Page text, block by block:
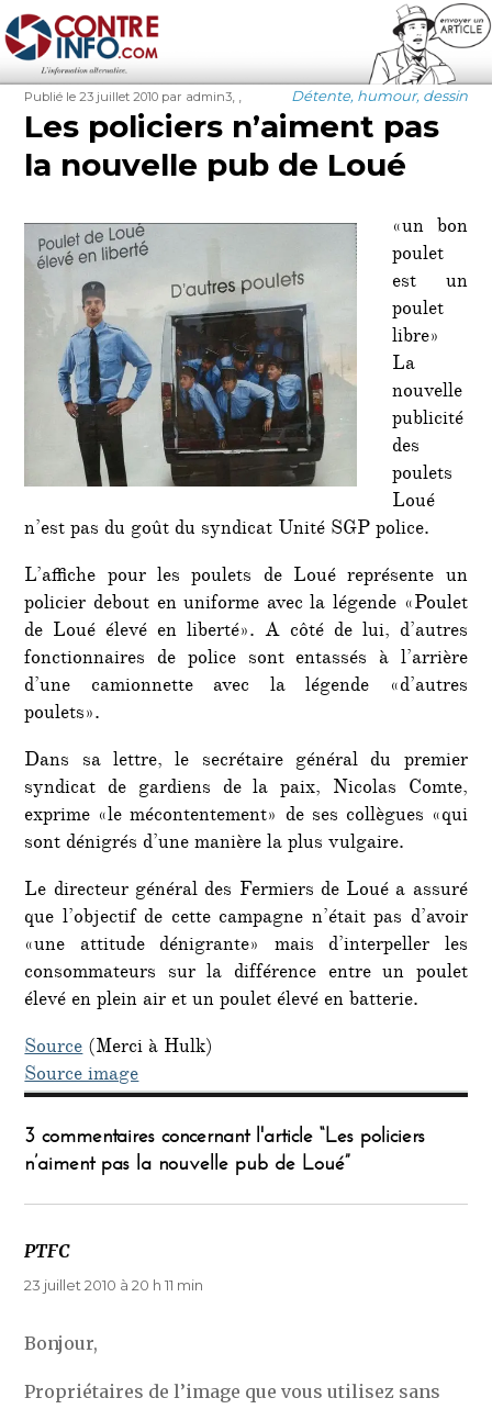
Contre-Info
Publié
le
Publié le 23 juillet 2010 Auteur
par admin3 Catégories
Détente, humour, dessin
Étiquettes
Les policiers n’aiment pas
la nouvelle pub de Loué
«un bon
poulet
est un
poulet
libre»
La
nouvelle
publicité
des
poulets
Loué
n’est pas du goût du syndicat Unité SGP police.
L’affiche pour les poulets de Loué représente un
policier debout en uniforme avec la légende «Poulet
de Loué élevé en liberté». A côté de lui, d’autres
fonctionnaires de police sont entassés à l’arrière
d’une camionnette avec la légende «d’autres
poulets».
Dans sa lettre, le secrétaire général du premier
syndicat de gardiens de la paix, Nicolas Comte,
exprime «le mécontentement» de ses collègues «qui
sont dénigrés d’une manière la plus vulgaire.
Le directeur général des Fermiers de Loué a assuré
que l’objectif de cette campagne n’était pas d’avoir
«une attitude dénigrante» mais d’interpeller les
consommateurs sur la différence entre un poulet
élevé en plein air et un poulet élevé en batterie.
Source(Merci à Hulk)
Source image
3 commentaires concernant l'article “Les policiers
n’aiment pas la nouvelle pub de Loué”
PTFCdit :
23 juillet 2010 à 20 h 11 min
Bonjour,
Propriétaires de l’image que vous utilisez sans